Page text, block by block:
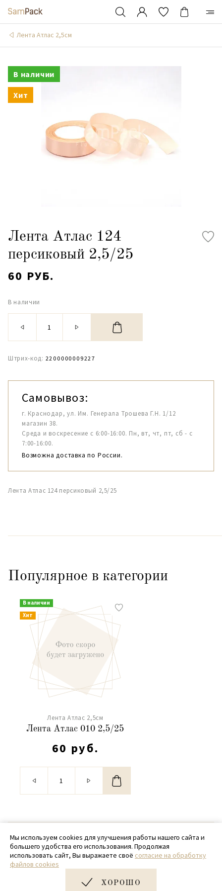
Лента Атлас 2,5см
В наличии
Хит
Лента Атлас 124
персиковый 2,5/25
60 РУБ.
В наличии
Штрих-код: 2200000009227
Самовывоз:
г. Краснодар, ул. Им. Генерала Трошева Г.Н. 1/12
магазин 38.
Среда и воскресение с 6:00-16:00. Пн, вт, чт, пт, сб - с
7:00-16:00.
Возможна доставка по России.
Лента Атлас 124 персиковый 2,5/25
Популярное в категории
В наличии
Хит
Лента Атлас 2,5см
Лента Атлас 010 2,5/25
60 руб.
© 2020 - 2026 SamPack
+ 7 (918) 699-97-87
zakaz@sampack.store
Дизайн и разработка сайта
Мы используем cookies для улучшения работы нашего сайта и
большего удобства его использования. Продолжая
использовать сайт, Вы выражаете своё согласие на обработку
файлов cookies
ХОРОШО